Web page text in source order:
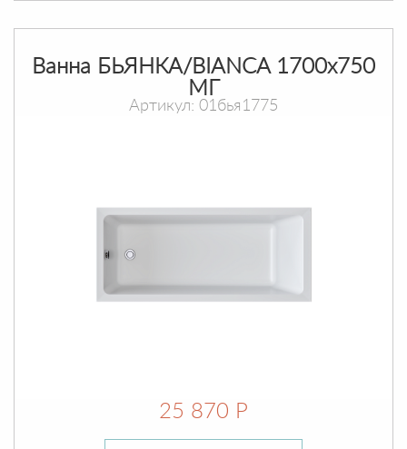
Ванна БЬЯНКА/BIANCA 1700х750
МГ
Артикул: 01бья1775
25 870 Р